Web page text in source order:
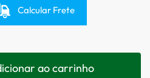
Calcular Frete
ao carrinho